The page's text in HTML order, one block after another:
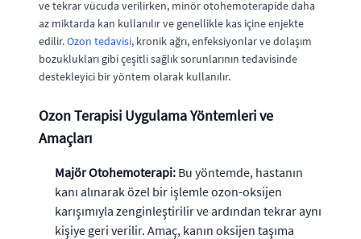
ve tekrar vücuda verilirken, minör otohemoterapide daha
az miktarda kan kullanılır ve genellikle kas içine enjekte
edilir.Ozon tedavisi, kronik ağrı, enfeksiyonlar ve dolaşım
bozuklukları gibi çeşitli sağlık sorunlarının tedavisinde
destekleyici bir yöntem olarak kullanılır.
Ozon Terapisi Uygulama Yöntemleri ve
Amaçları
Majör Otohemoterapi: Bu yöntemde, hastanın
kanı alınarak özel bir işlemle ozon-oksijen
karışımıyla zenginleştirilir ve ardından tekrar aynı
kişiye geri verilir. Amaç, kanın oksijen taşıma